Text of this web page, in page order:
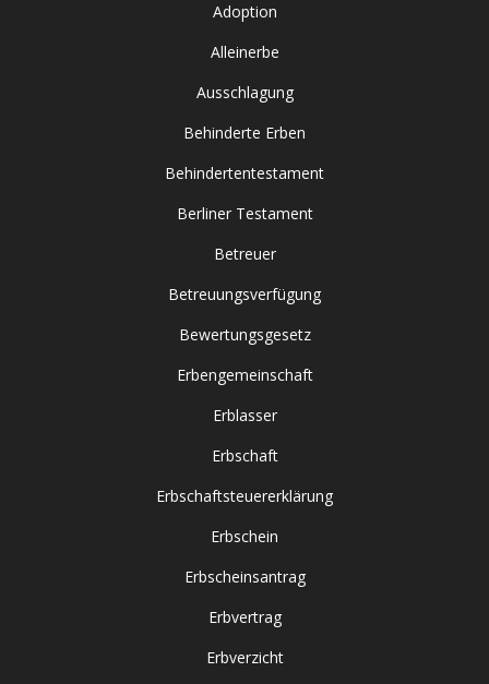
Adoption
Alleinerbe
Ausschlagung
Behinderte Erben
Behindertentestament
Berliner Testament
Betreuer
Betreuungsverfügung
Bewertungsgesetz
Erbengemeinschaft
Erblasser
Erbschaft
Erbschaftsteuererklärung
Erbschein
Erbscheinsantrag
Erbvertrag
Erbverzicht